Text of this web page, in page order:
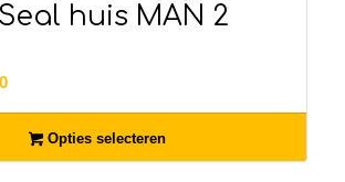
huis MAN 2
Prijsklasse:
€46.00
Opties selecteren